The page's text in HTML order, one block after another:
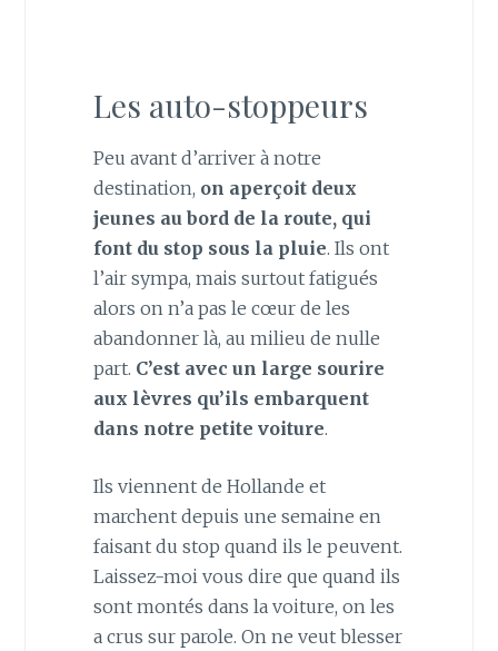
Les auto-stoppeurs
Peu avant d’arriver à notre
destination, on aperçoit deux
jeunes au bord de la route, qui
font du stop sous la pluie. Ils ont
l’air sympa, mais surtout fatigués
alors on n’a pas le cœur de les
abandonner là, au milieu de nulle
part. C’est avec un large sourire
aux lèvres qu’ils embarquent
dans notre petite voiture.
Ils viennent de Hollande et
marchent depuis une semaine en
faisant du stop quand ils le peuvent.
Laissez-moi vous dire que quand ils
sont montés dans la voiture, on les
a crus sur parole. On ne veut blesser